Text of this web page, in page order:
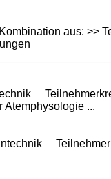
aus: >>
...